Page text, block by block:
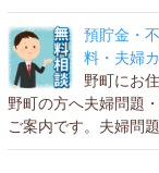
預貯金・
料・夫婦
野町にお
野町の方へ夫婦問題
ご案内です。夫婦問